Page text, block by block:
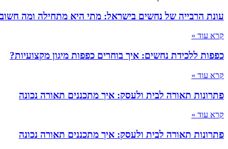
עונת הרבייה של נחשים בישראל: מתי היא מתחילה ומה
קרא עוד »
כפפות ללכידת נחשים: איך בוחרים כפפות מיגון מקצועיות?
קרא עוד »
פתרונות תאורה לבית ולעסק: איך מתכננים תאורה נכונה
קרא עוד »
פתרונות תאורה לבית ולעסק: איך מתכננים תאורה נכונה